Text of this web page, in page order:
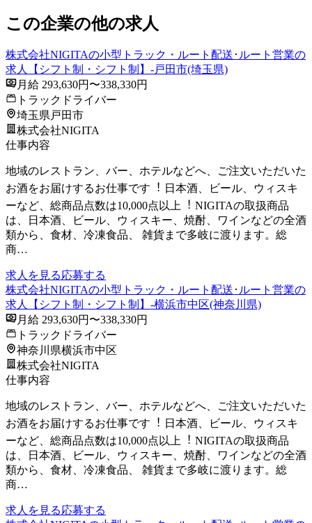
この企業の他の求人
株式会社NIGITAの小型トラック・ルート配送･ルート営業の
求人【シフト制・シフト制】-戸田市(埼玉県)
月給 293,630円〜338,330円
トラックドライバー
埼玉県戸田市
株式会社NIGITA
仕事内容
地域のレストラン、バー、ホテルなどへ、ご注⽂いただいた
お酒をお届けするお仕事です︕ ⽇本酒、ビール、ウィスキ
ーなど、総商品点数は10,000点以上︕ NIGITAの取扱商品
は、⽇本酒、ビール、ウィスキー、焼酎、ワインなどの全酒
類から、⾷材、冷凍⾷品、 雑貨まで多岐に渡ります。総
商…
求人を見る応募する
株式会社NIGITAの小型トラック・ルート配送･ルート営業の
求人【シフト制・シフト制】-横浜市中区(神奈川県)
月給 293,630円〜338,330円
トラックドライバー
神奈川県横浜市中区
株式会社NIGITA
仕事内容
地域のレストラン、バー、ホテルなどへ、ご注⽂いただいた
お酒をお届けするお仕事です︕ ⽇本酒、ビール、ウィスキ
ーなど、総商品点数は10,000点以上︕ NIGITAの取扱商品
は、⽇本酒、ビール、ウィスキー、焼酎、ワインなどの全酒
類から、⾷材、冷凍⾷品、 雑貨まで多岐に渡ります。総
商…
求人を見る応募する